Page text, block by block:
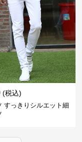
(税込)
すっきりシルエット細